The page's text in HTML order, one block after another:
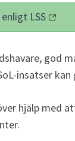
LSS
till annan
god
insatser
hjälp med